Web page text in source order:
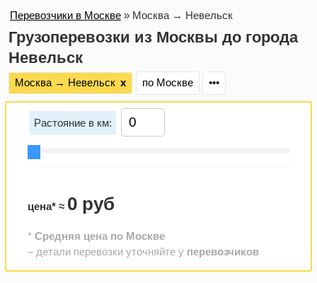
Перевозчики в Москве » Москва → Невельск
Грузоперевозки из Москвы до города
Невельск
Москва → Невельск х по Москве •••
Растояние в км:
цена* ≈ 0 руб
* Средняя цена по Москве
– детали перевозки уточняйте у перевозчиков